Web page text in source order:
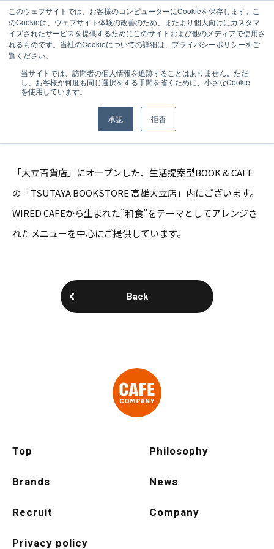
このウェブサイトでは、お客様のコンピューターにCookieを保存します。こ
のCookieは、ウェブサイト体験の改善のため、またより個人向けにカスタマ
イズされたサービスを提供するためにこのサイトおよび他のメディアで使用さ
れるものです。当社のCookieについての詳細は、プライバシーポリシーをご
覧ください。
当サイトでは、訪問者の個人情報を追跡することはありません。ただ
し、お客様が何度も同じ選択をする手間を省くために、小さなCookie
を使用しています。
承認 拒否
WIRED CHAYA 高雄大立店 / 高雄（台
「大立百貨店」にオープンした、生活提案型BOOK & CAFE
の「TSUTAYA BOOKSTORE 高雄大立店」内にございます。
WIRED CAFEから生まれた”和食”をテーマとしてアレンジさ
れたメニューを中心にご提供しています。
Back
Top Philosophy
Brands News
Recruit Company
Privacy policy